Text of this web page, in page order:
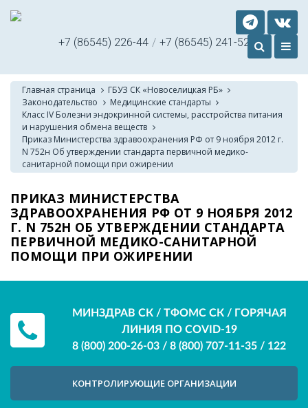
+7 (86545) 226-44 / +7 (86545) 241-52
Главная страница
ГБУЗ СК «Новоселицкая РБ»
Законодательство
Медицинские стандарты
Класс IV Болезни эндокринной системы, расстройства питания
и нарушения обмена веществ
Приказ Министерства здравоохранения РФ от 9 ноября 2012 г.
N 752н Об утверждении стандарта первичной медико-
санитарной помощи при ожирении
ПРИКАЗ МИНИСТЕРСТВА
ЗДРАВООХРАНЕНИЯ РФ ОТ 9 НОЯБРЯ 2012
Г. N 752Н ОБ УТВЕРЖДЕНИИ СТАНДАРТА
ПЕРВИЧНОЙ МЕДИКО-САНИТАРНОЙ
ПОМОЩИ ПРИ ОЖИРЕНИИ
МИНЗДРАВ СК / ТФОМС СК / ГОРЯЧАЯ
ЛИНИЯ ПО COVID-19
8 (800) 200-26-03 / 8 (800) 707-11-35 / 122
КОНТРОЛИРУЮЩИЕ ОРГАНИЗАЦИИ